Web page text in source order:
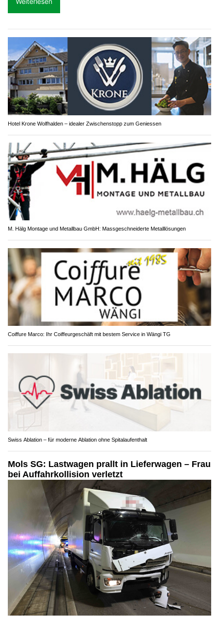
Hotel Krone Wolfhalden – idealer Zwischenstopp zum Geniessen
M. Hälg Montage und Metallbau GmbH: Massgeschneiderte Metalllösungen
Coiffure Marco: Ihr Coiffeurgeschäft mit bestem Service in Wängi TG
Swiss Ablation – für moderne Ablation ohne Spitalaufenthalt
Mols SG: Lastwagen prallt in Lieferwagen – Frau
bei Auffahrkollision verletzt